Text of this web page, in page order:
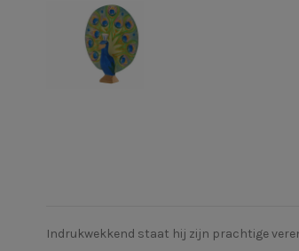
Indrukwekkend staat hij zijn prachtige